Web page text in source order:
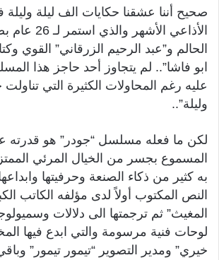
صحيح أننا عشقنا حكايات الف ليلة
الأذاعي
الحالم و”عبد الرحيم الزرقاني” القوي
ابو فاشا”.. لم يتجاوز أحد حاجز هذا
عليه رغم المحاولات الكثيرة التي
وليلة”..
لكن ما فعله مسلسل “جودر” هو قدرته
المسموع بجسر من الخيال المرئي
به كثير من ذكاء الصنعة وحرفيتها
النص المكتوب أولاً لدى مؤلفه الكاتب
المغيث” ثم ترجمتها الى دلالات
لوحات فنية مرسومة والتي ابدع فيها
خيري” ومدير التصوير “تيمور تيمور”